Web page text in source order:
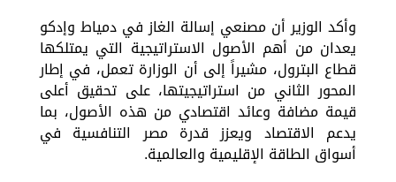
وأكد الوزير أن مصنعي إسالة الغاز في دمياط وإدكو
يعدان من أهم الأصول الاستراتيجية التي يمتلكها
قطاع البترول، مشيراً إلى أن الوزارة تعمل، في إطار
المحور الثاني من استراتيجيتها، على تحقيق أعلى
قيمة مضافة وعائد اقتصادي من هذه الأصول، بما
يدعم الاقتصاد ويعزز قدرة مصر التنافسية في
أسواق الطاقة الإقليمية والعالمية.